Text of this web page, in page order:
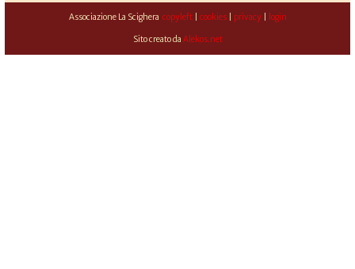
Associazione La Scighera copyleft| cookies| privacy| login
Sito creato da Alekos.net